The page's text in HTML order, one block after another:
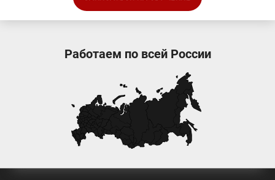
ЗАПИСАТЬСЯ НА ОБУЧЕНИЕ
Работаем по всей России